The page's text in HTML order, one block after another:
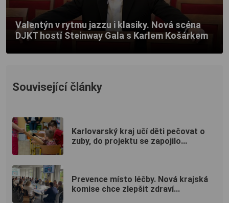
Valentýn v rytmu jazzu i klasiky. Nová scéna
DJKT hostí Steinway Gala s Karlem Košárkem
Související články
Karlovarský kraj učí děti pečovat o
zuby, do projektu se zapojilo...
Prevence místo léčby. Nová krajská
komise chce zlepšit zdraví...